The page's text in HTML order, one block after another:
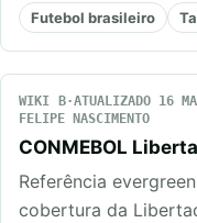
Futebol brasileiro
WIKI ATUALIZADO 16
FELIPE NASCIMENTO
CONMEBOL
Referência
cobertura da